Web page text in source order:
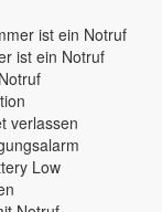
ist ein Notruf
ist ein Notruf
verlassen
Low